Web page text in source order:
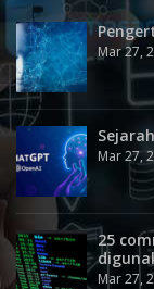
Mar 27,
Mar 27,
25
Mar 27,